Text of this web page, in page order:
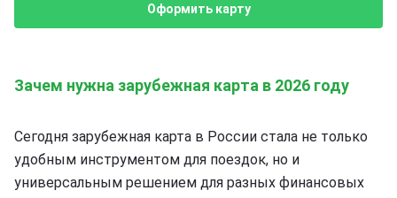
Оформить карту
Зачем нужна зарубежная карта в 2026 году
Сегодня зарубежная карта в России стала не только
удобным инструментом для поездок, но и
универсальным решением для разных финансовых